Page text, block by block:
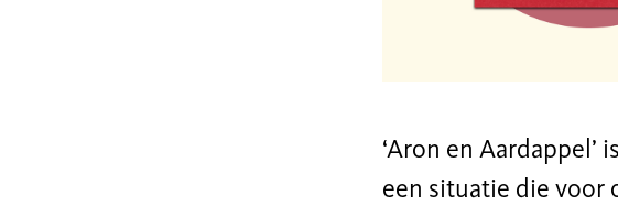
‘Aron en
een situatie die voor